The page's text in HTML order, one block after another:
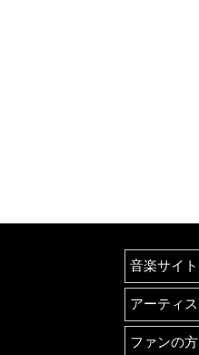
音楽サイト
アーティ
ファンの